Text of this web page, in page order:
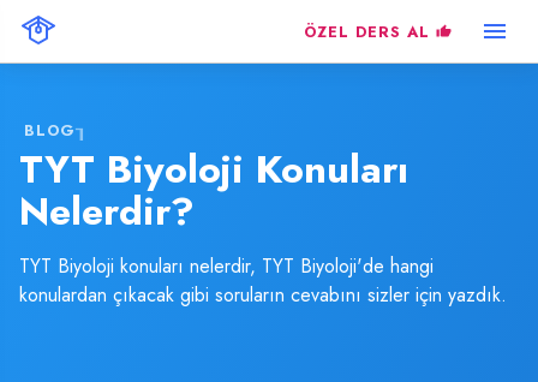
ÖZEL DERS AL
BLOG
TYT Biyoloji Konuları
Nelerdir?
TYT Biyoloji konuları nelerdir, TYT Biyoloji'de hangi
konulardan çıkacak gibi soruların cevabını sizler için yazdık.